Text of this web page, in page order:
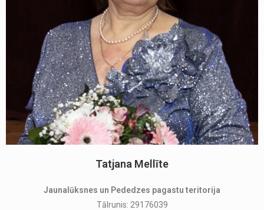
Tatjana Mellīte
Jaunalūksnes un Pededzes pagastu teritorija
Tālrunis: 29176039